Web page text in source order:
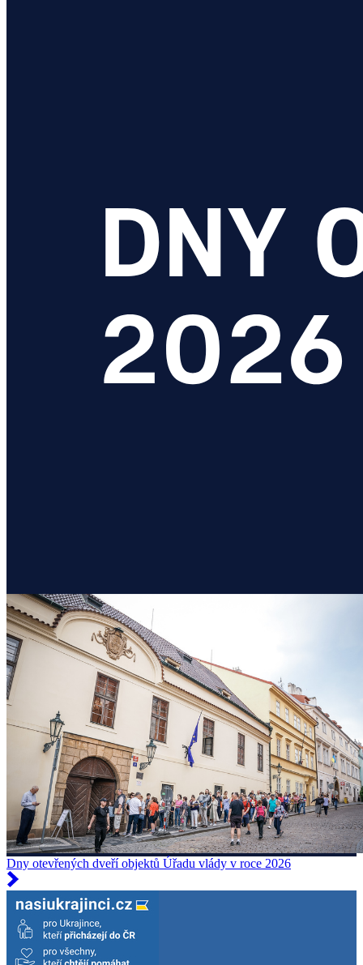
Dny otevřených dveří objektů Úřadu vlády v roce 2026